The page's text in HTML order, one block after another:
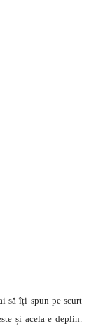
să îți spun pe scurt
și acela e deplin.